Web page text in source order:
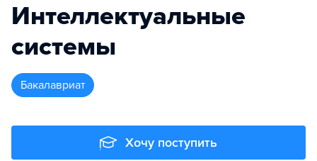
Интеллектуальные
системы
бакалавриат
Хочу поступить